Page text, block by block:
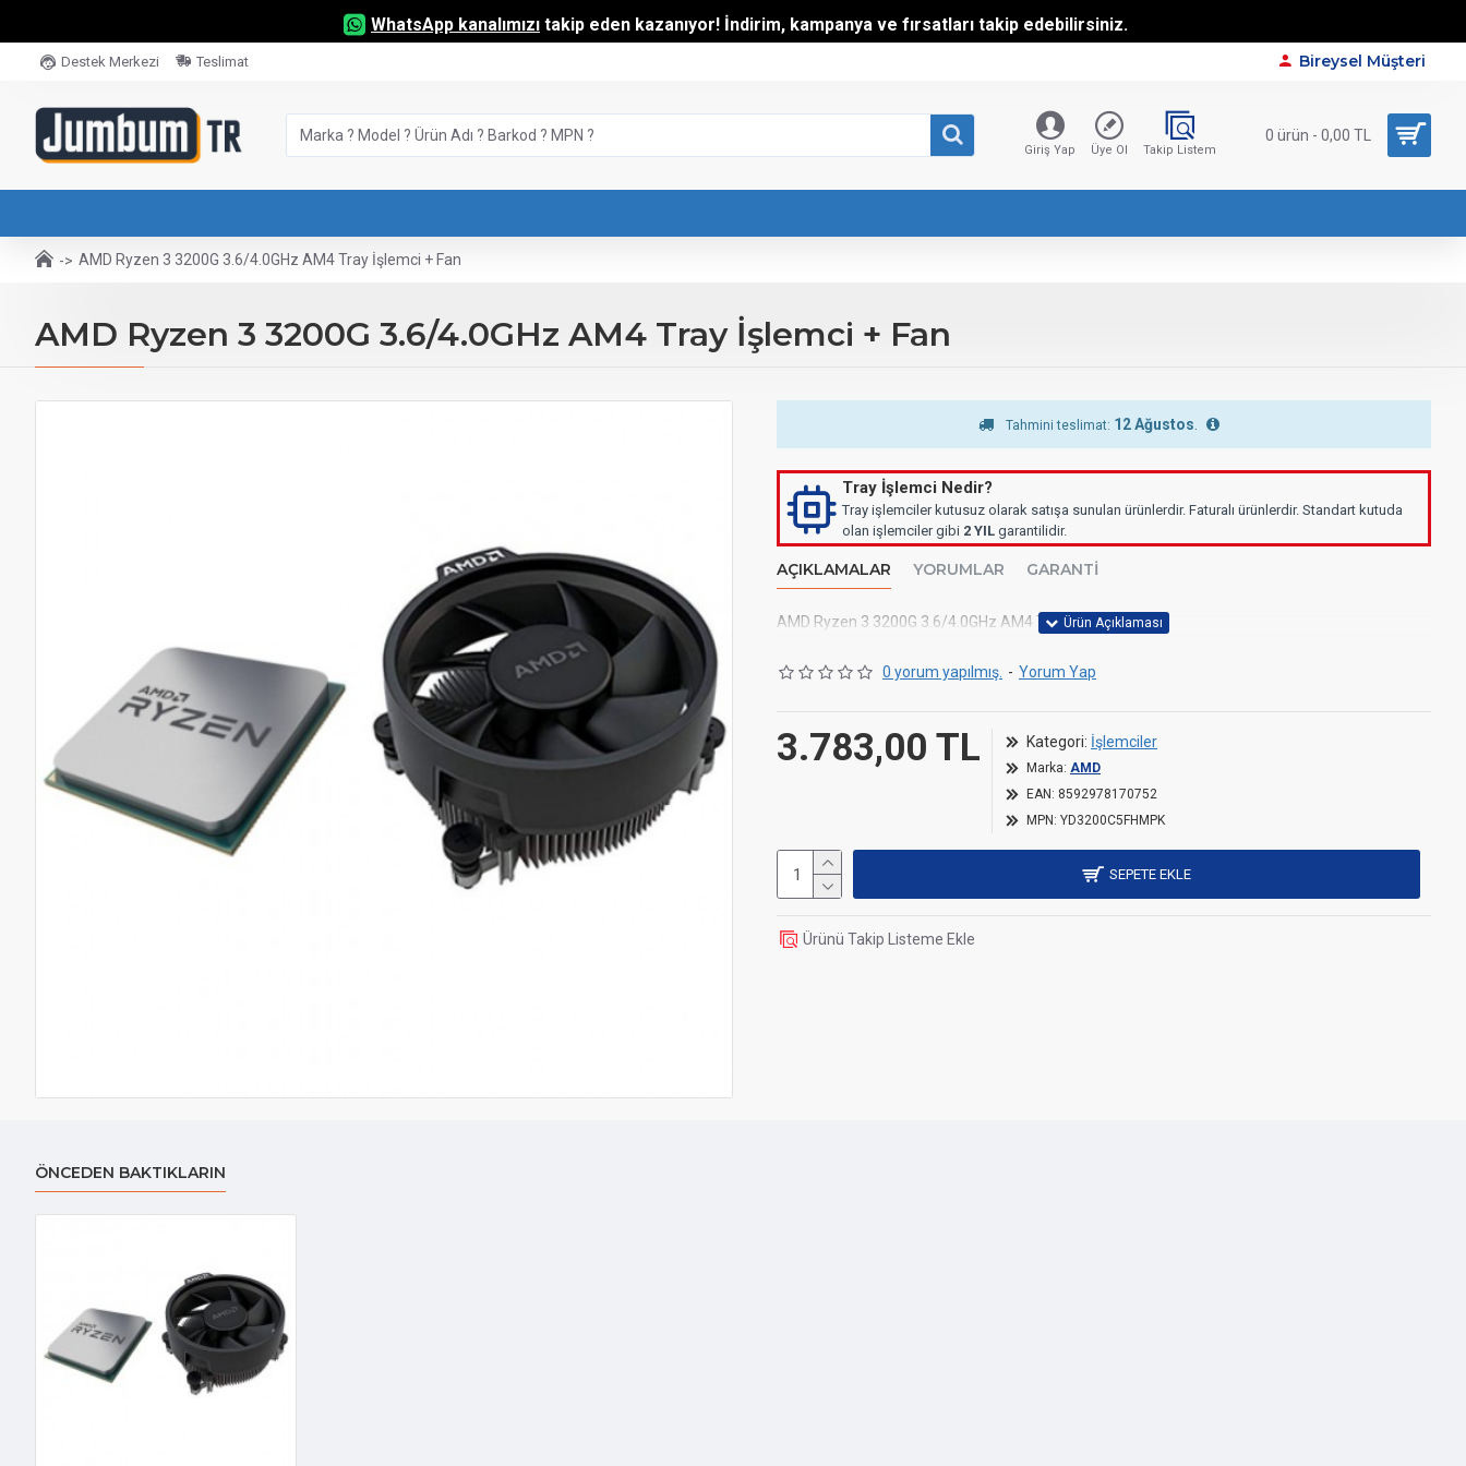
WhatsApp kanalımızı takip eden kazanıyor! İndirim, kampanya ve fırsatları takip edebilirsiniz.
Destek Merkezi Teslimat Bireysel Müşteri
Giriş Yap Üye Ol Takip Listem
0 ürün - 0,00 TL
AMD Ryzen 3 3200G 3.6/4.0GHz AM4 Tray İşlemci + Fan
AMD Ryzen 3 3200G 3.6/4.0GHz AM4 Tray İşlemci + Fan
Tahmini teslimat: 12 Ağustos
Tray İşlemci Nedir?
Tray işlemciler kutusuz olarak satışa sunulan ürünlerdir. Faturalı ürünlerdir. Standart kutuda
olan işlemciler gibi 2 YIL garantilidir.
AÇIKLAMALAR YORUMLAR GARANTI
AMD Ryzen 3 3200G 3.6/4.0GHz AM4 Tray İşlemci + Fan
0 yorum yapılmış. - Yorum Yap
3.783,00 TL Kategori: İşlemciler
Marka: AMD
EAN: 8592978170752
MPN: YD3200C5FHMPK
SEPETE EKLE
Ürünü Takip Listeme Ekle
ÖNCEDEN BAKTIKLARIN